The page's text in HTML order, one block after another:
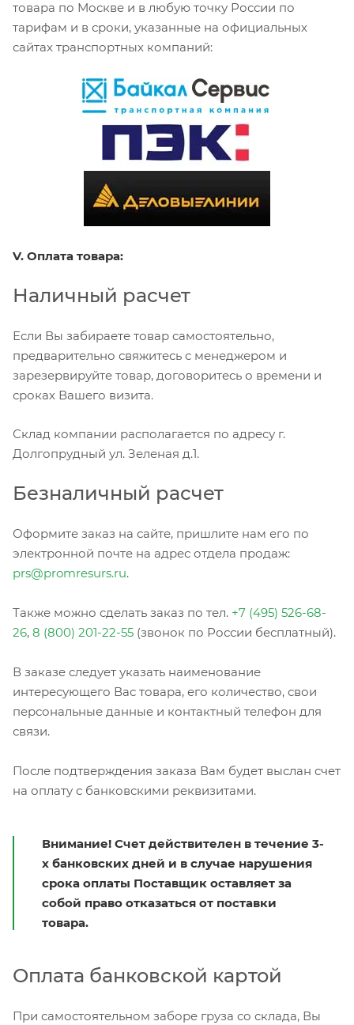
товара по Москве и в любую точку России по
тарифам и в сроки, указанные на официальных
сайтах транспортных компаний:
V. Оплата товара:
Наличный расчет
Если Вы забираете товар самостоятельно,
предварительно свяжитесь с менеджером и
зарезервируйте товар, договоритесь о времени и
сроках Вашего визита.
Склад компании располагается по адресу г.
Долгопрудный ул. Зеленая д.1.
Безналичный расчет
Оформите заказ на сайте, пришлите нам его по
электронной почте на адрес отдела продаж:
prs@promresurs.ru.
Также можно сделать заказ по тел. +7 (495) 526-68-
26, 8 (800) 201-22-55 (звонок по России бесплатный).
В заказе следует указать наименование
интересующего Вас товара, его количество, свои
персональные данные и контактный телефон для
связи.
После подтверждения заказа Вам будет выслан счет
на оплату с банковскими реквизитами.
Внимание! Счет действителен в течение 3-
х банковских дней и в случае нарушения
срока оплаты Поставщик оставляет за
собой право отказаться от поставки
товара.
Оплата банковской картой
При самостоятельном заборе груза со склада, Вы